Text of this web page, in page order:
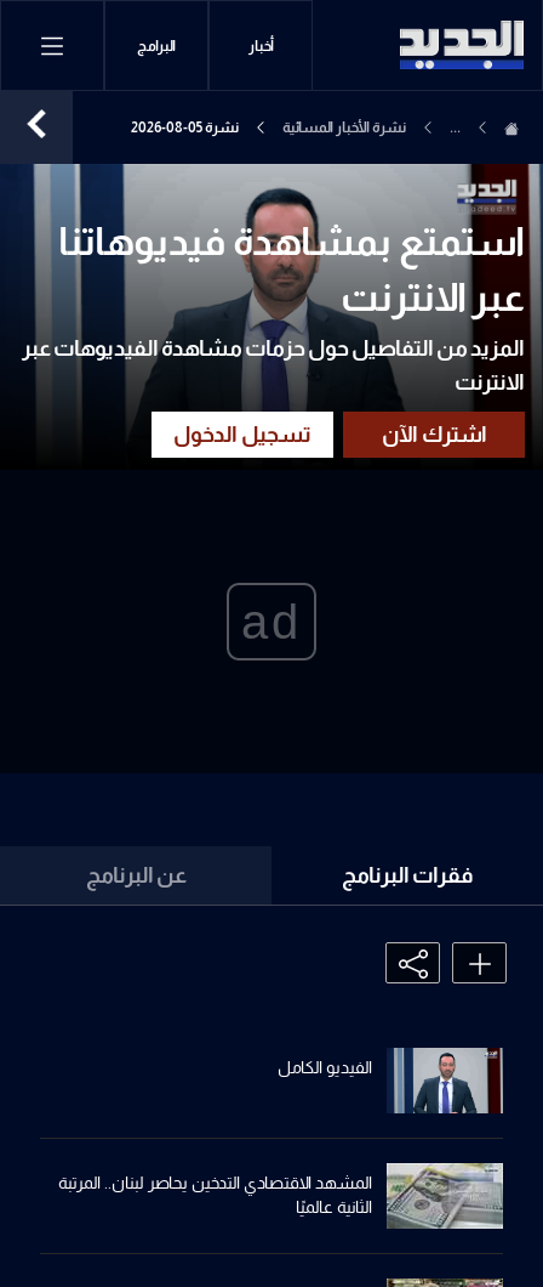
أخبار البرامج
... نشرة الأخبار المسائية نشرة 05-08-2026
استمتع بمشاهدة فيديوهاتنا
عبر الانترنت
المزيد من التفاصيل حول حزمات مشاهدة الفيديوهات عبر
الانترنت
ad
فقرات البرنامج عن البرنامج
الفيديو الكامل
المشهد الاقتصادي التدخين يحاصر لبنان.. المرتبة
الثانية عالميًا